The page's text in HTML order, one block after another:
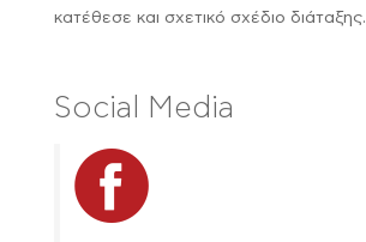
κατέθεσε και σχετικό σχέδιο διάταξης.
Social Media